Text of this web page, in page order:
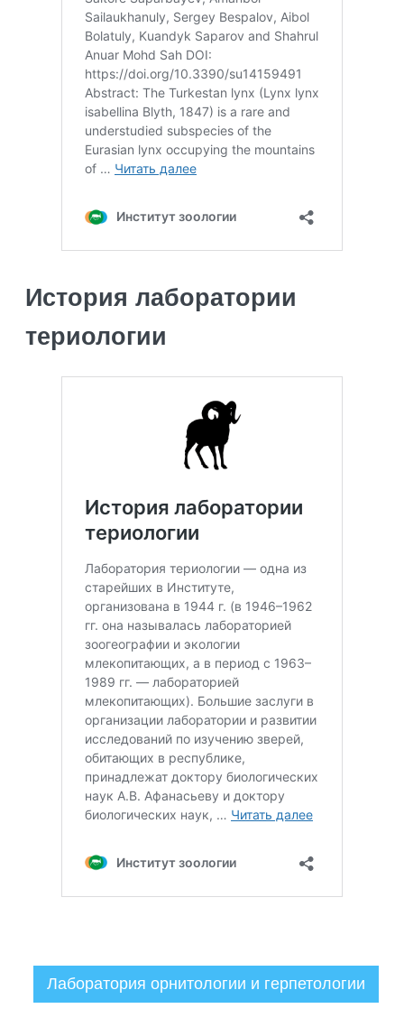
История лаборатории
териологии
Лаборатория орнитологии и герпетологии